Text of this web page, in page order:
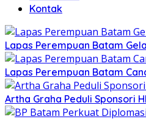
Kontak
Lapas Perempuan Batam
Lapas Perempuan Batam
Artha Graha Peduli Sponsori